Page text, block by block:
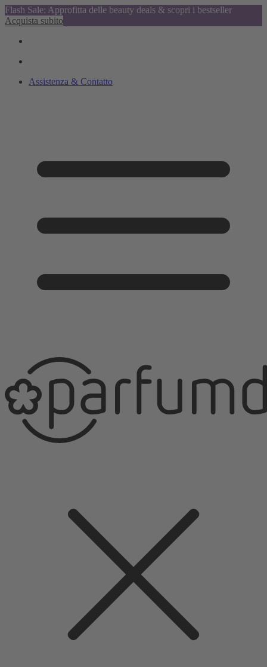
Flash Sale: Approfitta delle beauty deals & scopri i bestseller
Acquista subito
Assistenza & Contatto